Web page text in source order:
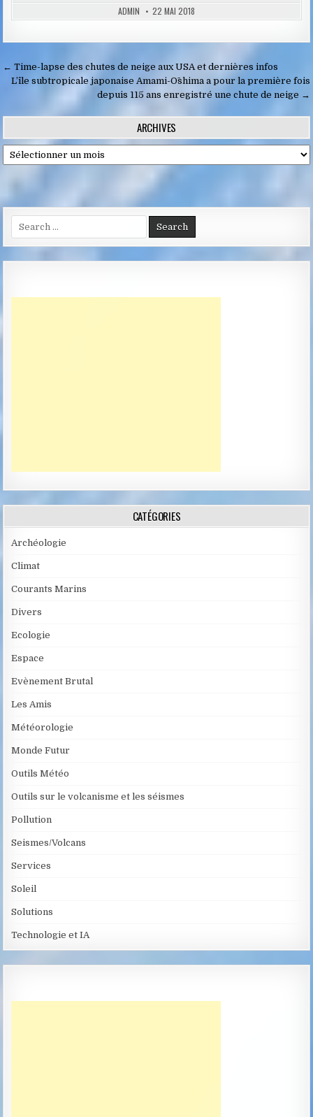
ADMIN 22 MAI 2018
Navigation
de
l’article
← Time-lapse des chutes de neige aux USA et dernières infos
L’île subtropicale japonaise Amami-Ōshima a pour la première fois
depuis 115 ans enregistré une chute de neige →
ARCHIVES
Archives
Search
for:
CATÉGORIES
Archéologie
Climat
Courants Marins
Divers
Ecologie
Espace
Evènement Brutal
Les Amis
Météorologie
Monde Futur
Outils Météo
Outils sur le volcanisme et les séismes
Pollution
Seismes/Volcans
Services
Soleil
Solutions
Technologie et IA